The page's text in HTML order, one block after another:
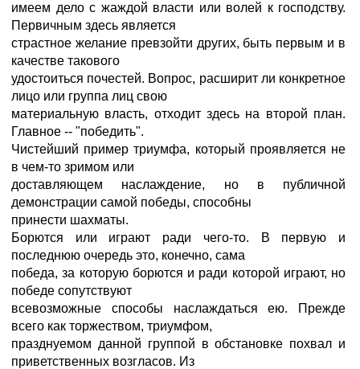
имеем дело с жаждой власти или волей к господству.
Первичным здесь является
страстное желание превзойти других, быть первым и в
качестве такового
удостоиться почестей. Вопрос, расширит ли конкретное
лицо или группа лиц свою
материальную власть, отходит здесь на второй план.
Главное -- "победить".
Чистейший пример триумфа, который проявляется не
в чем-то зримом или
доставляющем наслаждение, но в публичной
демонстрации самой победы, способны
принести шахматы.
Борются или играют ради чего-то. В первую и
последнюю очередь это, конечно, сама
победа, за которую борются и ради которой играют, но
победе сопутствуют
всевозможные способы наслаждаться ею. Прежде
всего как торжеством, триумфом,
празднуемом данной группой в обстановке похвал и
приветственных возгласов. Из